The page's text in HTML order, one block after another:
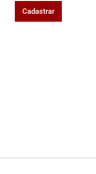
Cadastrar